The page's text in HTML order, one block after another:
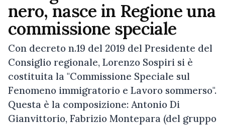
nero, nasce in Regione una
commissione speciale
Con decreto n.19 del 2019 del Presidente del
Consiglio regionale, Lorenzo Sospiri si è
costituita la "Commissione Speciale sul
Fenomeno immigratorio e Lavoro sommerso".
Questa è la composizione: Antonio Di
Gianvittorio, Fabrizio Montepara (del gruppo